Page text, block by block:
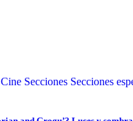
Cine Secciones Secciones